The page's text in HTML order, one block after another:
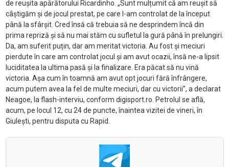
de reușita apărătorului Ricardinho. „Sunt mulțumit că am reușit să
câștigăm și de jocul prestat, pe care l-am controlat de la început
până la sfârșit. Cred însă că trebuia să ne desprindem încă din
prima repriză și să nu mai stăm cu sufletul la gură până în prelungiri.
Da, am suferit puțin, dar am meritat victoria. Au fost și meciuri
pierdute în care am controlat jocul și am avut ocazii, însă ne-a lipsit
luciditatea la ultima pasă și la finalizare. Era păcat să nu vină
victoria. Așa cum în toamnă am avut opt jocuri fără înfrângere,
acum putem avea la fel de multe meciuri, dar cu victorii”, a declarat
Neagoe, la flash-interviu, conform digisport.ro. Petrolul se află,
acum, pe locul 12, cu 24 de puncte, înaintea vizitei de vineri, în
Giulești, pentru disputa cu Rapid.